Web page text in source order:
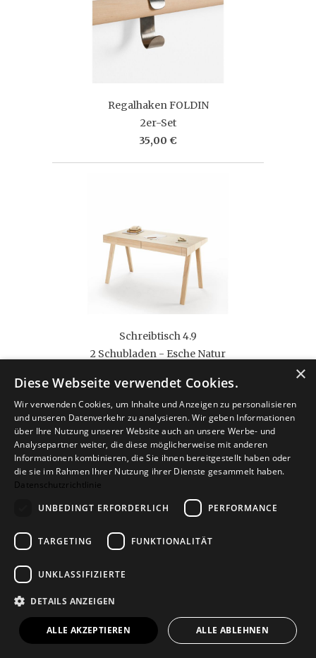
Regalhaken FOLDIN
2er-Set
35,00 €
Schreibtisch 4.9
2 Schubladen - Esche Natur
×
Diese Webseite verwendet Cookies.
Wir verwenden Cookies, um Inhalte und Anzeigen zu personalisieren
und unseren Datenverkehr zu analysieren. Wir geben Informationen
über Ihre Nutzung unserer Website auch an unsere Werbe- und
Analysepartner weiter, die diese möglicherweise mit anderen
Informationen kombinieren, die Sie ihnen bereitgestellt haben oder
die sie im Rahmen Ihrer Nutzung ihrer Dienste gesammelt haben.
Datenschutzrichtlinie
UNBEDINGT ERFORDERLICH
PERFORMANCE
TARGETING FUNKTIONALITÄT
UNKLASSIFIZIERTE
DETAILS ANZEIGEN
ALLE AKZEPTIEREN ALLE ABLEHNEN